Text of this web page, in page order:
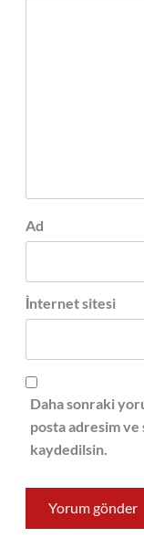
Ad
İnternet sitesi
Daha sonraki
posta adresim ve
kaydedilsin.